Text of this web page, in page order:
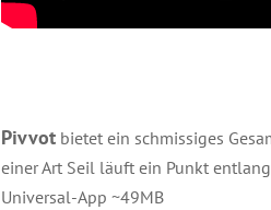
Pivvot bietet ein schmissiges
einer Art Seil läuft ein Punkt
Universal-App ~49MB